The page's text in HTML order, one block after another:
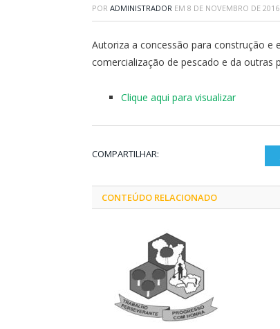
POR ADMINISTRADOR EM 8 DE NOVEMBRO DE 2016
Autoriza a concessão para construção e
comercialização de pescado e da outras
Clique aqui para visualizar
COMPARTILHAR:
CONTEÚDO RELACIONADO